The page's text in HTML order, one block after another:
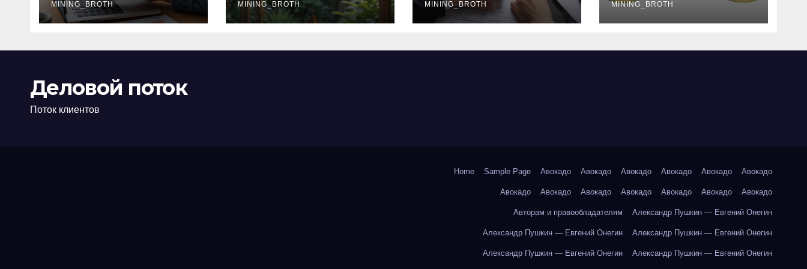
офис: порядок,
требования и
MINING_BROTH
колокольчиков
MINING_BROTH
ставки и
требования к
MINING_BROTH
руководство
MINING_BROTH
Деловой поток
Поток клиентов
Home Sample Page Авокадо Авокадо Авокадо Авокадо Авокадо Авокадо
Авокадо Авокадо Авокадо Авокадо Авокадо Авокадо Авокадо
Авторам и правообладателям Александр Пушкин — Евгений Онегин
Александр Пушкин — Евгений Онегин Александр Пушкин — Евгений Онегин
Александр Пушкин — Евгений Онегин Александр Пушкин — Евгений Онегин